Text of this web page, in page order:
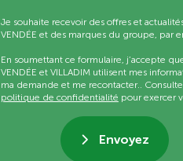
Je souhaite recevoir des offres et
VENDÉE et des marques du groupe, par
En soumettant ce formulaire, j’accepte
VENDÉE et VILLADIM utilisent mes
ma demande et me recontacter..
politique de confidentialité pour exercer
Envoyez